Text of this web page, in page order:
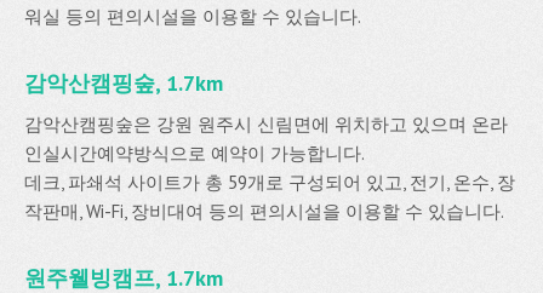
워실 등의 편의시설을 이용할 수 있습니다.
감악산캠핑숲, 1.7km
감악산캠핑숲은 강원 원주시 신림면에 위치하고 있으며 온라
인실시간예약방식으로 예약이 가능합니다.
데크, 파쇄석 사이트가 총 59개로 구성되어 있고, 전기, 온수, 장
작판매, Wi-Fi, 장비대여 등의 편의시설을 이용할 수 있습니다.
원주웰빙캠프, 1.7km